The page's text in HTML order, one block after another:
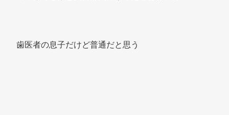
歯医者の息子だけど普通だと思う